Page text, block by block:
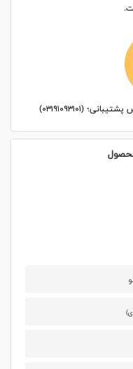
(۰۳۱۹۱۰۹۳۱۰۱)